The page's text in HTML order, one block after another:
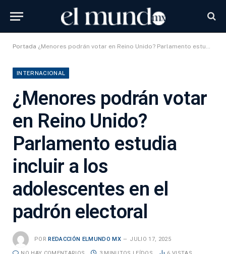
Portada ¿Menores podrán votar en Reino Unido? Parlamento estudia incluir a los adolescentes en el padrón electoral
INTERNACIONAL
¿Menores podrán votar
en Reino Unido?
Parlamento estudia
incluir a los
adolescentes en el
padrón electoral
POR REDACCIÓN ELMUNDO MX JULIO 17, 2025